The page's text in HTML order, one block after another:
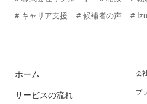
キャリア支援
候補者の声
ホーム
サービスの流れ
会
プ